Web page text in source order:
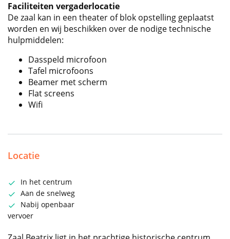
Faciliteiten vergaderlocatie
De zaal kan in een theater of blok opstelling geplaatst
worden en wij beschikken over de nodige technische
hulpmiddelen:
Dasspeld microfoon
Tafel microfoons
Beamer met scherm
Flat screens
Wifi
Locatie
In het centrum
Aan de snelweg
Nabij openbaar
vervoer